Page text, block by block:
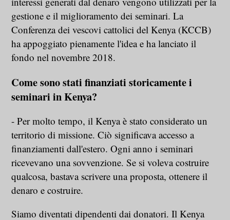
gestione e il miglioramento dei seminari. La
Conferenza dei vescovi cattolici del Kenya (KCCB)
ha appoggiato pienamente l'idea e ha lanciato il
fondo nel novembre 2018.
Come sono stati finanziati storicamente i
seminari in Kenya?
- Per molto tempo, il Kenya è stato considerato un
territorio di missione. Ciò significava accesso a
finanziamenti dall'estero. Ogni anno i seminari
ricevevano una sovvenzione. Se si voleva costruire
qualcosa, bastava scrivere una proposta, ottenere il
denaro e costruire.
Siamo diventati dipendenti dai donatori. Il Kenya